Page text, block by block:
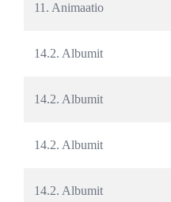
11. Animaatio
14.2. Albumit
14.2. Albumit
14.2. Albumit
14.2. Albumit